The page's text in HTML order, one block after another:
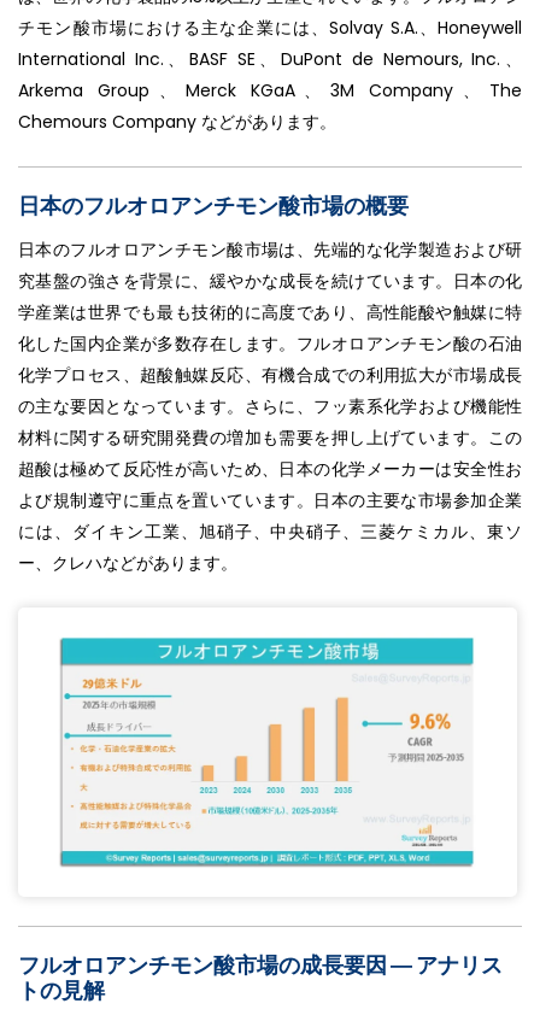
チモン酸市場における主な企業には、Solvay S.A.、Honeywell
International Inc.、BASF SE、DuPont de Nemours, Inc.、
Arkema Group、Merck KGaA、3M Company、The
Chemours Company などがあります。
日本のフルオロアンチモン酸市場の概要
日本のフルオロアンチモン酸市場は、先端的な化学製造および研
究基盤の強さを背景に、緩やかな成長を続けています。日本の化
学産業は世界でも最も技術的に高度であり、高性能酸や触媒に特
化した国内企業が多数存在します。フルオロアンチモン酸の石油
化学プロセス、超酸触媒反応、有機合成での利用拡大が市場成長
の主な要因となっています。さらに、フッ素系化学および機能性
材料に関する研究開発費の増加も需要を押し上げています。この
超酸は極めて反応性が高いため、日本の化学メーカーは安全性お
よび規制遵守に重点を置いています。日本の主要な市場参加企業
には、ダイキン工業、旭硝子、中央硝子、三菱ケミカル、東ソ
ー、クレハなどがあります。
フルオロアンチモン酸市場の成長要因 ― アナリス
トの見解